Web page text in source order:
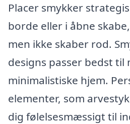
Placer smykker
borde eller i åbne
men ikke skaber rod.
designs passer bedst til
minimalistiske hjem.
elementer, som
dig følelsesmæssigt til